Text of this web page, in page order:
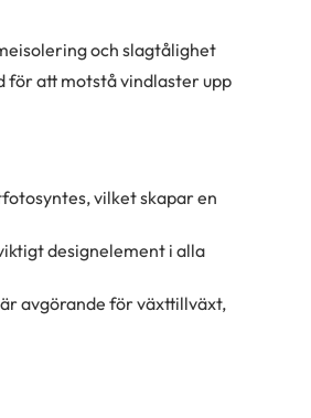
och slagtålighet
för att motstå vindlaster upp
vilket skapar en
designelement i alla
avgörande för växttillväxt,